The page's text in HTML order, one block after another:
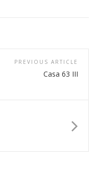
PREVIOUS ARTICLE
Casa 63 III